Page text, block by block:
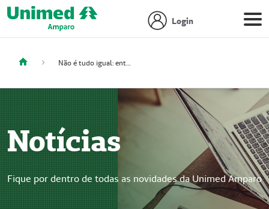
Login
Não é tudo igual: entenda os diferentes tipos de água
Notícias
Fique por dentro de todas as novidades da Unimed Amparo